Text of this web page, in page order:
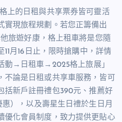
上的日租與共享票券皆可靈活
實現旅程規劃。若您正籌備出
旅遊好康，格上租車將是您隨
11 月 16 日止，限時搶購中，詳情
動→日租車→ 2025格上旅展」
論是日租或共享車服務，皆可
括新戶註冊禮包390元、推薦好
），以及壽星生日禮於生日月
優化會員制度，致力提供更貼心